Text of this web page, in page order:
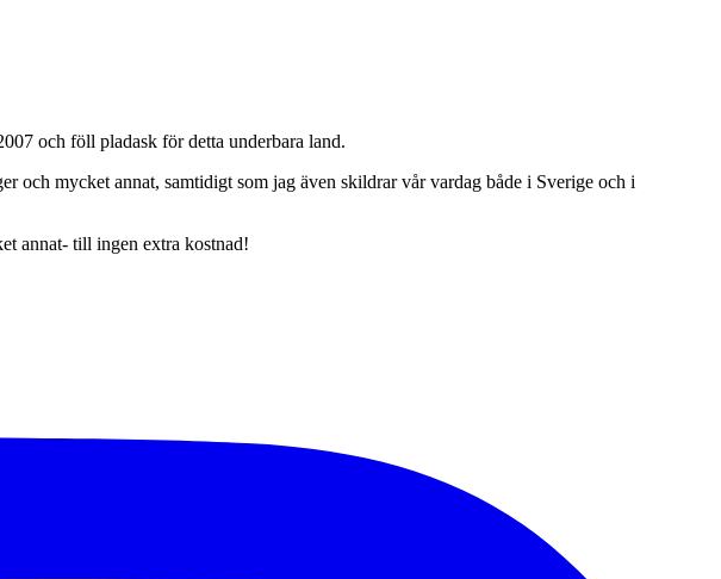
och föll pladask för detta underbara land.
och mycket annat, samtidigt som jag även skildrar vår vardag både i Sverige och i
annat- till ingen extra kostnad!